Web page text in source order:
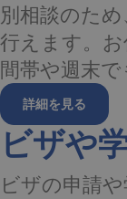
別相談のた
行えます。
間帯や週末
詳細を見る
ビザや
ビザの申請